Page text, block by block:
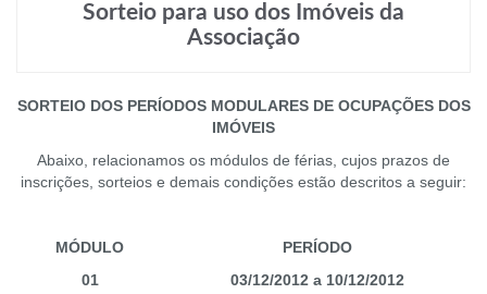
Sorteio para uso dos Imóveis da
Associação
SORTEIO DOS PERÍODOS MODULARES DE OCUPAÇÕES DOS
IMÓVEIS
Abaixo, relacionamos os módulos de férias, cujos prazos de
inscrições, sorteios e demais condições estão descritos a seguir:
MÓDULO
PERÍODO
01
03/12/2012 a 10/12/2012